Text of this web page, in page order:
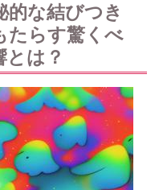
的な結びつき
たらす驚くべ
とは？